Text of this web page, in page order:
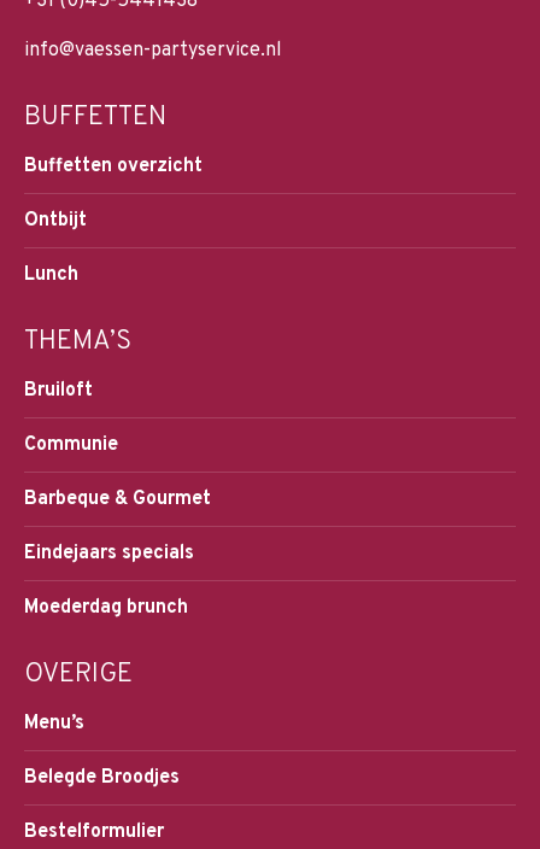
info@vaessen-partyservice.nl
BUFFETTEN
Buffetten overzicht
Ontbijt
Lunch
THEMA’S
Bruiloft
Communie
Barbeque & Gourmet
Eindejaars specials
Moederdag brunch
OVERIGE
Menu’s
Belegde Broodjes
Bestelformulier